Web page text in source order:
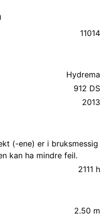
11014
Hydrema
912 DS
2013
(-ene) er i bruksmessig
kan ha mindre feil.
2111 h
2.50 m